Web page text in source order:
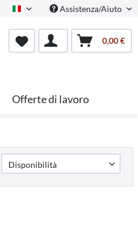
Italian Assistenza/Aiuto
0,00 €
Offerte di lavoro